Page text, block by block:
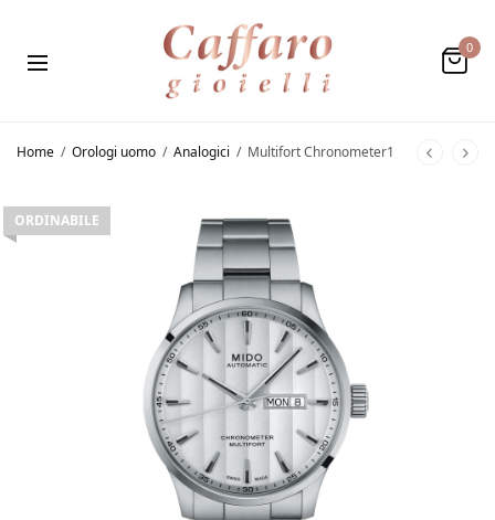
0
Home / Orologi uomo / Analogici / Multifort Chronometer1
ORDINABILE